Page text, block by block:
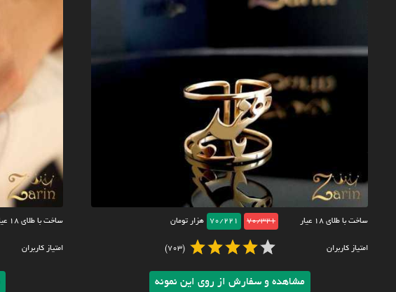
ساخت با طلای ۱۸ عیار 70/321
70/221 هزار تومان
امتیاز کاربران (703)
مشاهده و سفارش از روی این نمونه
ساخت با طلای ۱۸ عیار
امتیاز کاربران